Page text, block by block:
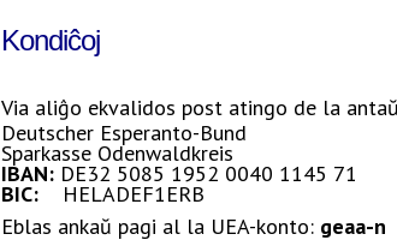
Kondiĉoj
Via aliĝo ekvalidos post atingo de la
Deutscher Esperanto-Bund
Sparkasse Odenwaldkreis
IBAN: DE32 5085 1952 0040 1145 71
BIC:
HELADEF1ERB
Eblas ankaŭ pagi al la UEA-konto: geaa-n